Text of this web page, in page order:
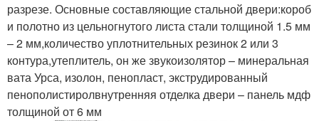
разрезе. Основные составляющие стальной двери:короб
и полотно из цельногнутого листа стали толщиной 1.5 мм
– 2 мм,количество уплотнительных резинок 2 или 3
контура,утеплитель, он же звукоизолятор – минеральная
вата Урса, изолон, пенопласт, экструдированный
пенополистиролвнутренняя отделка двери – панель мдф
толщиной от 6 мм